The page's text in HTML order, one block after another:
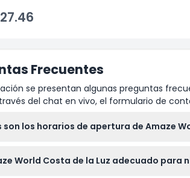
Frecuentes
se presentan algunas preguntas
del chat en vivo, el formulario de
son los horarios de apertura de Amaze
(sujeto a cambios — por favor
World Costa de la Luz adecuado para